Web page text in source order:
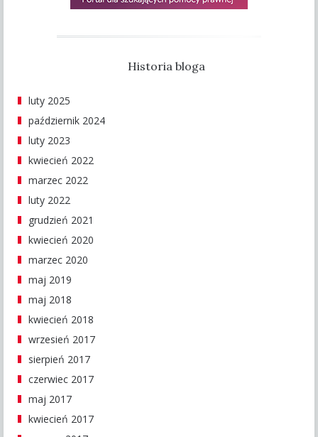
Historia bloga
luty 2025
październik 2024
luty 2023
kwiecień 2022
marzec 2022
luty 2022
grudzień 2021
kwiecień 2020
marzec 2020
maj 2019
maj 2018
kwiecień 2018
wrzesień 2017
sierpień 2017
czerwiec 2017
maj 2017
kwiecień 2017